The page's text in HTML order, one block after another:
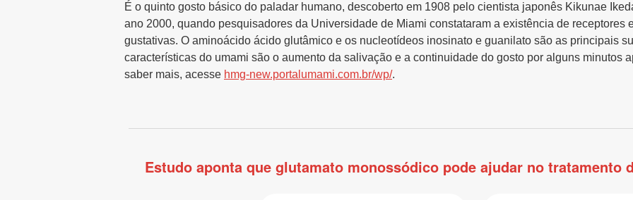
É o quinto gosto básico do paladar humano, descoberto em 1908 pelo cientista japonês Kikunae
ano 2000, quando pesquisadores da Universidade de Miami constataram a existência de receptores
gustativas. O aminoácido ácido glutâmico e os nucleotídeos inosinato e guanilato são as principais
características do umami são o aumento da salivação e a continuidade do gosto por alguns minutos
saber mais, acesse hmg-new.portalumami.com.br/wp/.
Estudo aponta que glutamato monossódico pode ajudar no tratamento